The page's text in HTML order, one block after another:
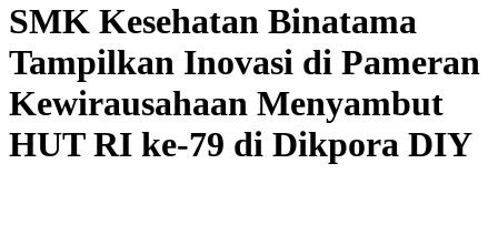
SMK Kesehatan Binatama
Tampilkan Inovasi di Pameran
Kewirausahaan Menyambut
HUT RI ke-79 di Dikpora DIY